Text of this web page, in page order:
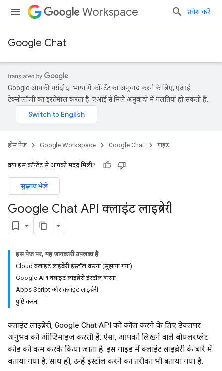
Workspace प्रवेश करें
Google Chat
Google आपकी पसंदीदा भाषा में कॉन्टेंट का अनुवाद करने के लिए, एआई
टेक्नोलॉजी का इस्तेमाल करता है. एआई से मिले अनुवादों में गलतियां हो सकती हैं.
होम पेज Google Workspace Google Chat गाइड
क्या इस कॉन्टेंट से आपको मदद मिली?
सुझाव भेजें
Google Chat API क्लाइंट लाइब्रेरी
इस पेज पर, यह जानकारी उपलब्ध है
Cloud क्लाइंट लाइब्रेरी इंस्टॉल करना (सुझाया गया)
Google API क्लाइंट लाइब्रेरी इंस्टॉल करना
Apps Script और क्लाइंट लाइब्रेरी
पुष्टि करना
क्लाइंट लाइब्रेरी, Google Chat API को कॉल करने के लिए डेवलपर
अनुभव को ऑप्टिमाइज़ करती हैं. ऐसा, आपको लिखने वाले बोयलरप्लेट
कोड को कम करके किया जाता है. इस गाइड में क्लाइंट लाइब्रेरी के बारे में
बताया गया है. साथ ही, उन्हें इंस्टॉल करने का तरीका भी बताया गया है.